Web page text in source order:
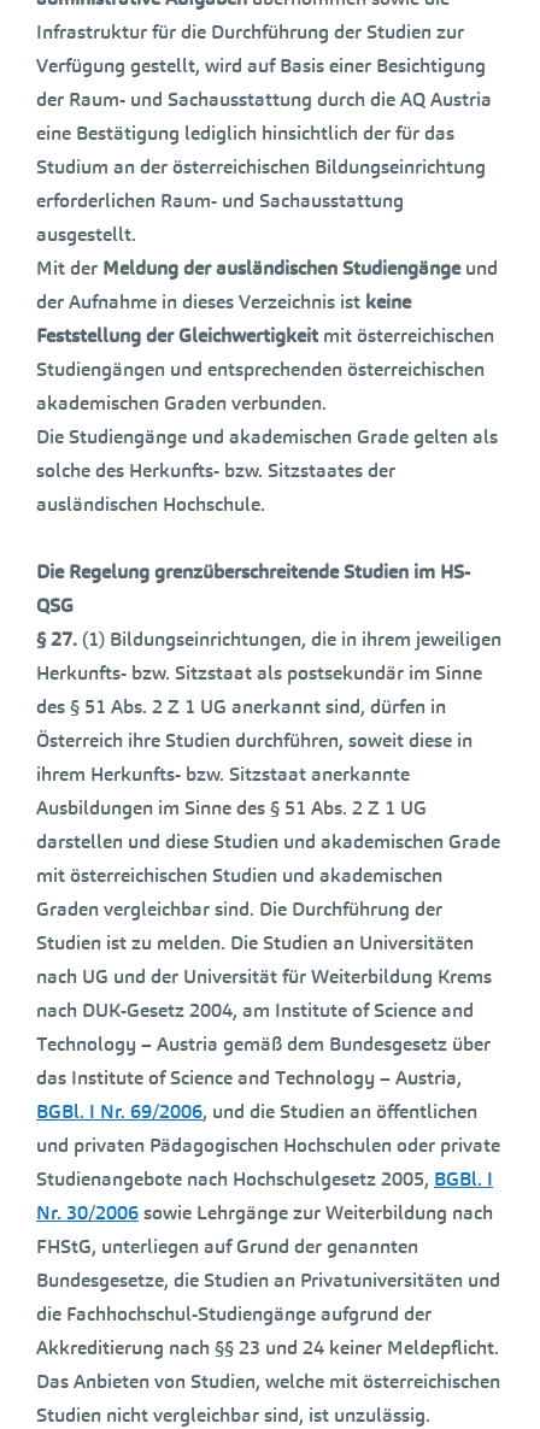
Infrastruktur für die Durchführung der Studien zur
Verfügung gestellt, wird auf Basis einer Besichtigung
der Raum- und Sachausstattung durch die AQ Austria
eine Bestätigung lediglich hinsichtlich der für das
Studium an der österreichischen Bildungseinrichtung
erforderlichen Raum- und Sachausstattung
ausgestellt.
Mit der Meldung der ausländischen Studiengängeund
der Aufnahme in dieses Verzeichnis ist keine
Feststellung der Gleichwertigkeitmit österreichischen
Studiengängen und entsprechenden österreichischen
akademischen Graden verbunden.
Die Studiengänge und akademischen Grade gelten als
solche des Herkunfts- bzw. Sitzstaates der
ausländischen Hochschule.
Die Regelung grenzüberschreitende Studien im HS-
QSG
§ 27. (1) Bildungseinrichtungen, die in ihrem jeweiligen
Herkunfts- bzw. Sitzstaat als postsekundär im Sinne
des § 51 Abs. 2 Z 1 UG anerkannt sind, dürfen in
Österreich ihre Studien durchführen, soweit diese in
ihrem Herkunfts- bzw. Sitzstaat anerkannte
Ausbildungen im Sinne des § 51 Abs. 2 Z 1 UG
darstellen und diese Studien und akademischen Grade
mit österreichischen Studien und akademischen
Graden vergleichbar sind. Die Durchführung der
Studien ist zu melden. Die Studien an Universitäten
nach UG und der Universität für Weiterbildung Krems
nach DUK-Gesetz 2004, am Institute of Science and
Technology – Austria gemäß dem Bundesgesetz über
das Institute of Science and Technology – Austria,
BGBl. I Nr. 69/2006, und die Studien an öffentlichen
und privaten Pädagogischen Hochschulen oder private
Studienangebote nach Hochschulgesetz 2005, BGBl. I
Nr. 30/2006sowie Lehrgänge zur Weiterbildung nach
FHStG, unterliegen auf Grund der genannten
Bundesgesetze, die Studien an Privatuniversitäten und
die Fachhochschul-Studiengänge aufgrund der
Akkreditierung nach §§ 23 und 24 keiner Meldepflicht.
Das Anbieten von Studien, welche mit österreichischen
Studien nicht vergleichbar sind, ist unzulässig.